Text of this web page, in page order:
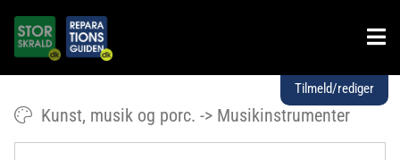
Kunst, musik og porc. -> Musikinstrumenter
Tilmeld/rediger